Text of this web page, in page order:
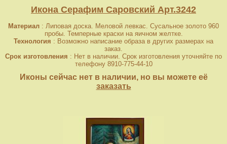
Икона Серафим Саровский Арт.3242
Материал : Липовая доска. Меловой левкас. Сусальное золото 960
пробы. Темперные краски на яичном желтке.
Технология : Возможно написание образа в других размерах на
заказ.
Срок изготовления : Нет в наличии. Срок изготовления уточняйте по
телефону 8910-775-44-10
Иконы сейчас нет в наличии, но вы можете её
заказать